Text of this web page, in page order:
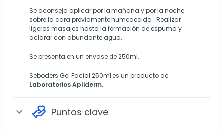
Se aconseja aplicar por la mañana y por la noche
sobre la cara previamente humedecida . Realizar
ligeros masajes hasta la formación de espuma y
aclarar con abundante agua.
Se presenta en un envase de 250ml.
Seboders Gel Facial 250ml es un producto de
Laboratorios Apliderm.
expand_more Puntos clave